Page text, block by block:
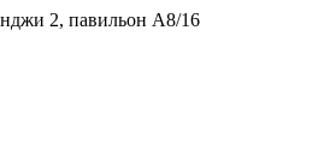
2, павильон А8/16